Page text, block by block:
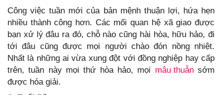
Công việc tuần mới của bản mệnh thuận lợi, hứa hẹn
nhiều thành công hơn. Các mối quan hệ xã giao được
bạn xử lý đâu ra đó, chỗ nào cũng hài hòa, hữu hảo, đi
tới đâu cũng được mọi người chào đón nồng nhiệt.
Nhất là những ai vừa xung đột với đồng nghiệp hay cấp
trên, tuần này mọi thứ hòa hảo, mọi mâu thuẫnsớm
được hóa giải.